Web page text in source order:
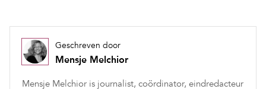
Geschreven door
Mensje Melchior
Mensje Melchior is journalist, coördinator, eindredacteur